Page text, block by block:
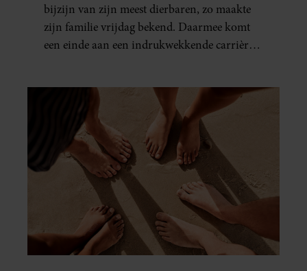
bijzijn van zijn meest dierbaren, zo maakte
zijn familie vrijdag bekend. Daarmee komt
een einde aan een indrukwekkende carrière